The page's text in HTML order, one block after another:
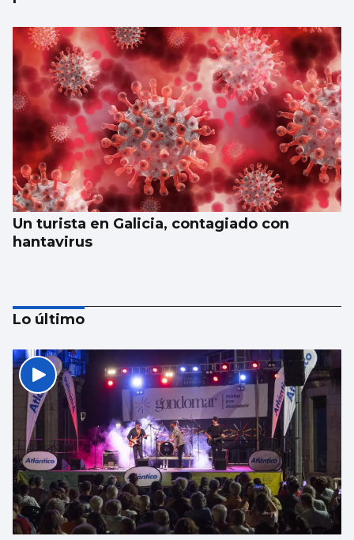
Un turista en Galicia, contagiado con
hantavirus
Galicia gana más de 15.000 habitantes en el
último año gracias a la llegada de
migrantes
Lo último